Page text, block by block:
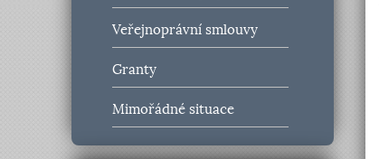
Veřejnoprávní smlouvy
Granty
Mimořádné situace